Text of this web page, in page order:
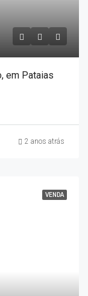
em Pataias
2 anos atrás
VENDA